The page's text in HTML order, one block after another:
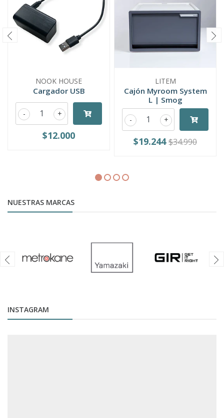
NOOK HOUSE
Cargador USB
+
-
$12.000
LITEM
Cajón Myroom System
L | Smog
+
-
$19.244 $34.990
NUESTRAS MARCAS
INSTAGRAM